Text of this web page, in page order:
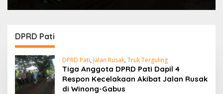
DPRD Pati
DPRD Pati, Jalan Rusak, Truk Terguling
Tiga Anggota DPRD Pati Dapil 4
Respon Kecelakaan Akibat Jalan Rusak
di Winong-Gabus